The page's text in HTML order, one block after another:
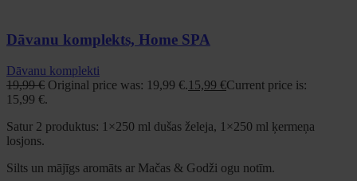
Dāvanu komplekts, Home SPA
Dāvanu komplekti
19,99€ Original price was: 19,99 €.15,99 €Current price is:
15,99 €.
Satur 2 produktus: 1×250 ml dušas želeja, 1×250 ml ķermeņa
losjons.
Silts un mājīgs aromāts ar Mačas & Godži ogu notīm.